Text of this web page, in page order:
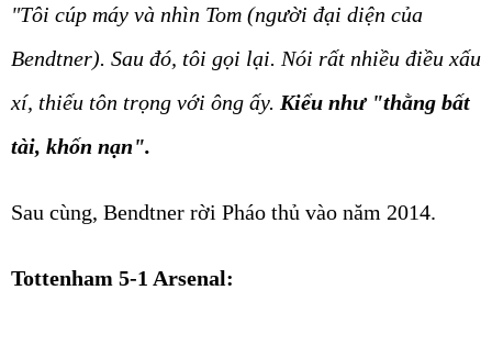
"Tôi cúp máy và nhìn Tom (người đại diện của
Bendtner). Sau đó, tôi gọi lại. Nói rất nhiều điều xấu
xí, thiếu tôn trọng với ông ấy. Kiểu như "thằng bất
tài, khốn nạn".
Sau cùng, Bendtner rời Pháo thủ vào năm 2014.
Tottenham 5-1 Arsenal: